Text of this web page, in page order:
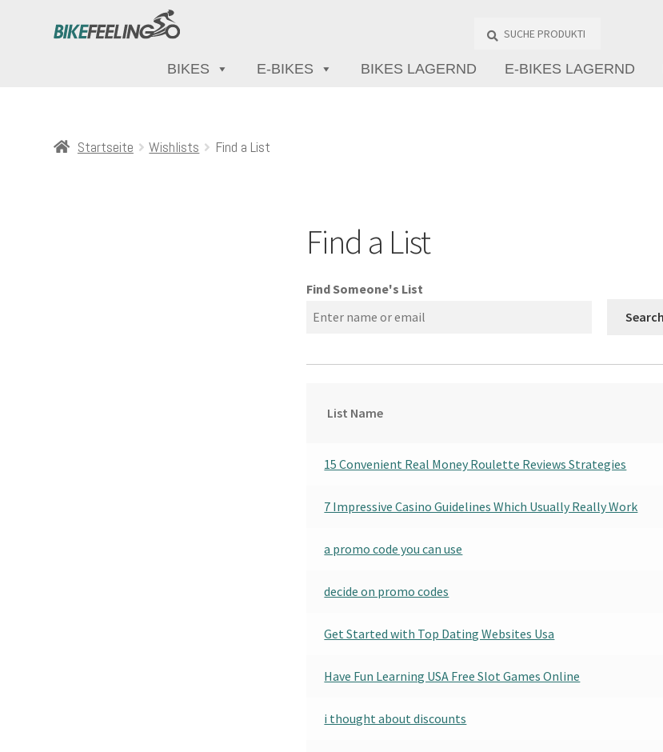
Produkte
BIKES E-BIKES BIKES LAGERND E-BIKES LAGERND
Startseite Wishlists Find a List
Find a List
Find Someone's List
List Name
15 Convenient Real Money Roulette Reviews Strategies
7 Impressive Casino Guidelines Which Usually Really Work
a promo code you can use
decide on promo codes
Get Started with Top Dating Websites Usa
Have Fun Learning USA Free Slot Games Online
i thought about discounts